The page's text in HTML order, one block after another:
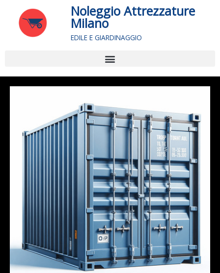
contenuto
Noleggio Attrezzature
Milano
EDILE E GIARDINAGGIO
Menu